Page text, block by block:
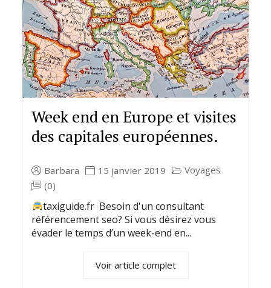
Week end en Europe et visites
des capitales européennes.
Barbara 15 janvier 2019
Voyages
(0)
taxiguide.fr Besoin d'un consultant
référencement seo? Si vous désirez vous
évader le temps d’un week-end en...
Voir article complet